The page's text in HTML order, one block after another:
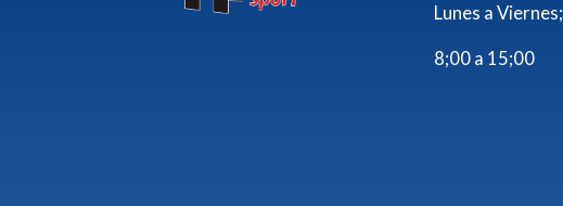
Lunes a Viernes;
8;00 a 15;00